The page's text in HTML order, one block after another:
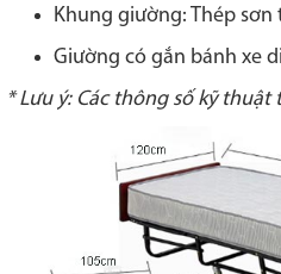
Khung giường: Thép sơn
Giường có gắn bánh xe
* Lưu ý: Các thông số kỹ